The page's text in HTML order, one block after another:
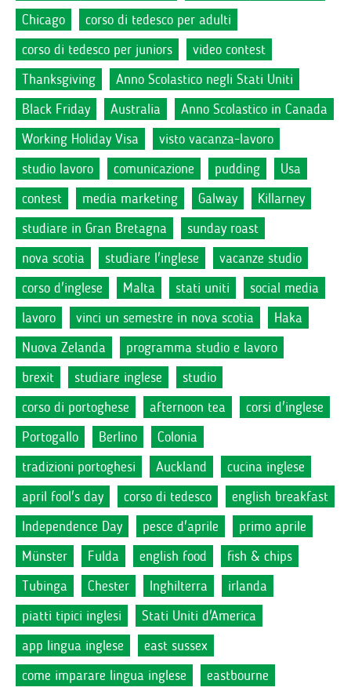
Chicago
corso di tedesco per adulti
corso di tedesco per juniors
video contest
Thanksgiving
Anno Scolastico negli Stati Uniti
Black Friday
Australia
Anno Scolastico in Canada
Working Holiday Visa
visto vacanza-lavoro
studio lavoro
comunicazione pudding
Usa
contest
media marketing Galway
Killarney
studiare in Gran Bretagna
sunday roast
nova scotia
studiare l'inglese
vacanze studio
corso d'inglese
Malta stati uniti
social media
lavoro
vinci un semestre in nova scotia
Haka
Nuova Zelanda
programma studio e lavoro
brexit
studiare inglese
studio
corso di portoghese
afternoon tea
corsi d'inglese
Portogallo
Berlino
Colonia
tradizioni portoghesi
Auckland
cucina inglese
april fool's day
corso di tedesco
english breakfast
Independence Day
pesce d'aprile
primo aprile
Münster
Fulda english food
fish & chips
Tubinga
Chester Inghilterra
irlanda
piatti tipici inglesi
Stati Uniti d'America
app lingua inglese
east sussex
come imparare lingua inglese
eastbourne